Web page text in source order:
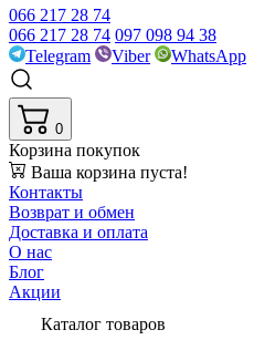
066 217 28 74
066 217 28 74 097 098 94 38
Telegram
Viber WhatsApp
0
Корзина покупок
Ваша корзина пуста!
Контакты
Возврат и обмен
Доставка и оплата
О нас
Блог
Акции
Каталог товаров